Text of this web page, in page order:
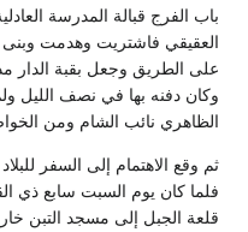
باب الفرج قبالة المدرسة
العقيقي فاشتريت وهدمت وبنى
على الطريق وجعل بقبة الدار
وكان دفنه بها في نصف الليل
الظاهري نائب الشام ومن
ثم وقع الاهتمام إلى السفر
فلما كان يوم السبت سابع ذي
قلعة الجبل إلى مسجد التبن